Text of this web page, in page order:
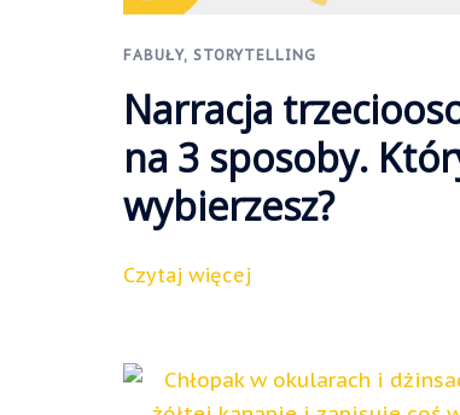
FABUŁY, STORYTELLING
Narracja
na 3 sposoby.
wybierzesz?
Czytaj więcej